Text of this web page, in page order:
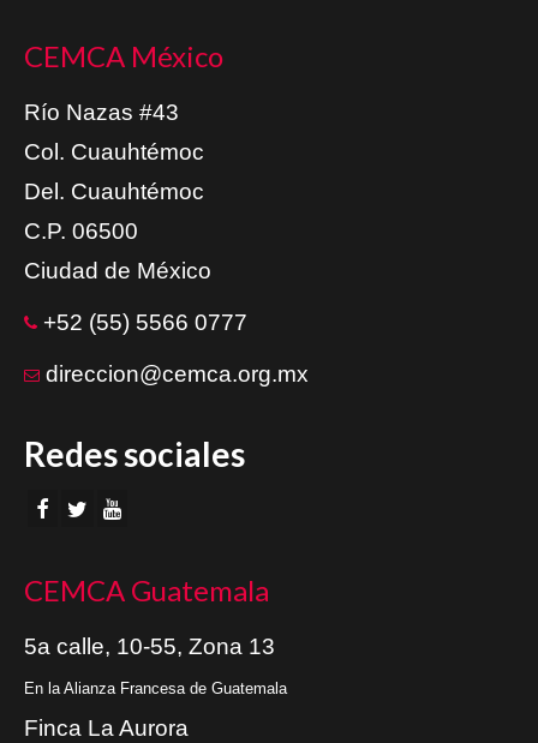
CEMCA México
Río Nazas #43
Col. Cuauhtémoc
Del. Cuauhtémoc
C.P. 06500
Ciudad de México
+52 (55) 5566 0777
direccion@cemca.org.mx
Redes sociales
CEMCA Guatemala
5a calle, 10-55, Zona 13
En la Alianza Francesa de Guatemala
Finca La Aurora